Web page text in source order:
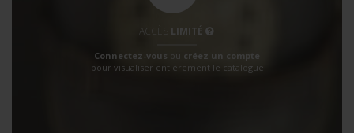
ACCÈS LIMITÉ
Connectez-vous ou créez un compte
pour visualiser entièrement le catalogue